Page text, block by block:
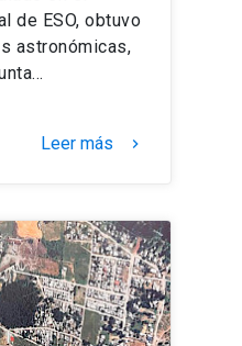
de ESO, obtuvo
astronómicas,
Leer más keyboard_arrow_right